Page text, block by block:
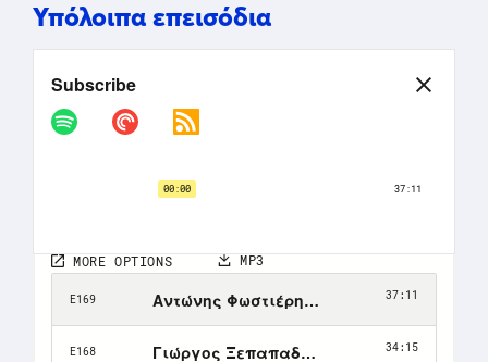
Υπόλοιπα επεισόδια